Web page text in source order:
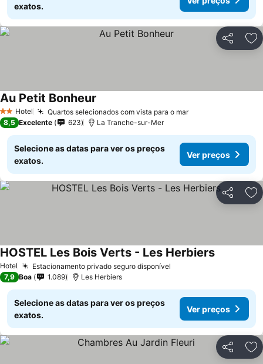
exatos.
Partilhar
2 Estrelas
Hotel Quartos selecionados com vista para o mar
Au Petit Bonheur
8,5 Excelente 623 La Tranche-sur-Mer
Selecione as datas para ver os preços
exatos.
Ver preços
Partilhar
Hotel Estacionamento privado seguro disponível
HOSTEL Les Bois Verts - Les Herbiers
7,9 Boa 1.089 Les Herbiers
Selecione as datas para ver os preços
exatos.
Ver preços
Partilhar